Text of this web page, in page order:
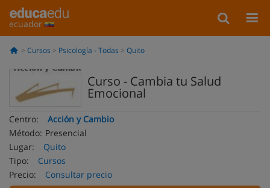
ecuador
Cursos Psicología - Todas Quito
Curso - Cambia tu Salud
Emocional
Centro:
Acción y Cambio
Método: Presencial
Lugar:
Quito
Tipo:
Cursos
Precio:
Consultar precio